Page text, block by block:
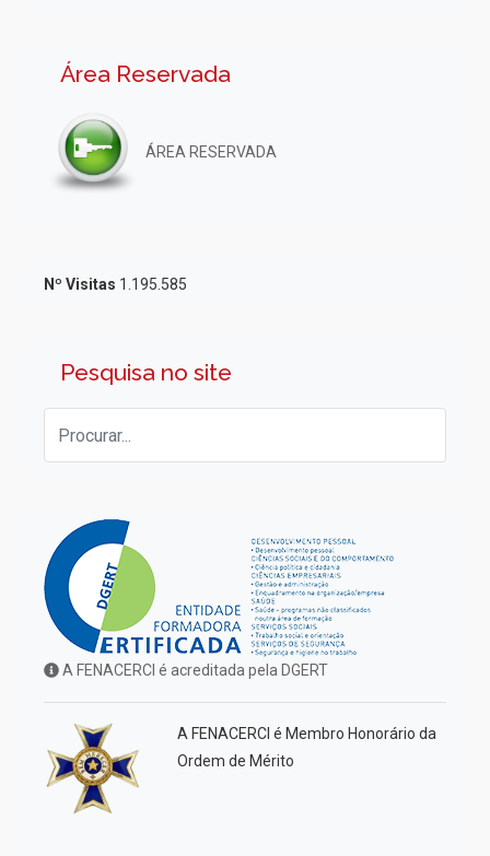
Área Reservada
ÁREA RESERVADA
Nº Visitas 1.195.585
Pesquisa no site
A FENACERCI é acreditada pela DGERT
A FENACERCI é Membro Honorário da
Ordem de Mérito